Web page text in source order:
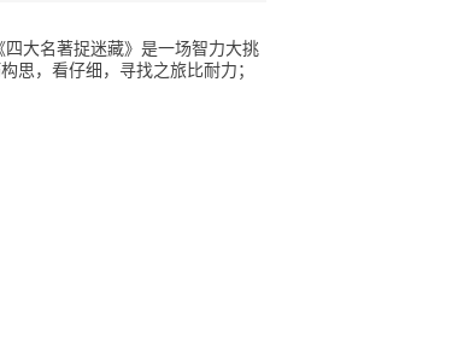
大名著捉迷藏》是一场智力大挑
思，看仔细，寻找之旅比耐力；